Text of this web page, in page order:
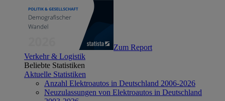
Zum Report
Verkehr & Logistik
Beliebte Statistiken
Aktuelle Statistiken
Anzahl Elektroautos in Deutschland 2006-2026
Neuzulassungen von Elektroautos in Deutschland